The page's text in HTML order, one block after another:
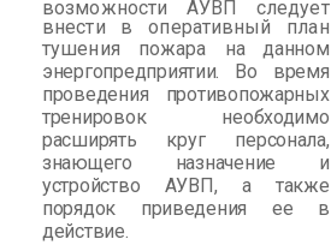
возможности АУВП следует
внести в оперативный план
тушения пожара наданном
энергопредприятии. Во время
проведения противопожарных
тренировок необходимо
расширять круг персонала,
знающего назначение и
устройство АУВП, а также
порядок приведения ее в
действие.